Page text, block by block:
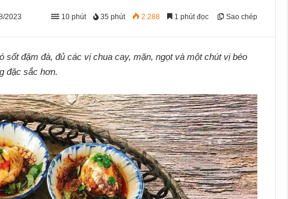
2023 10 phút 35 phút 2.288 1 phút đọc Sao chép
đậm đà, đủ các vị chua cay, mặn, ngọt và một chút vị béo
đặc sắc hơn.